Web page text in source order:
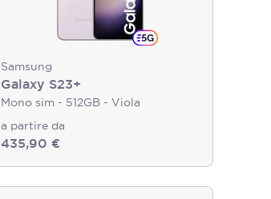
Samsung
Galaxy S23+
Mono sim - 512GB - Viola
a partire da
435,90 €